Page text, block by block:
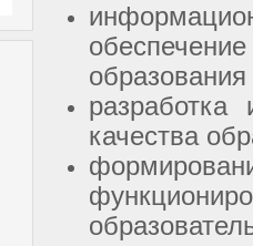
образования
качества